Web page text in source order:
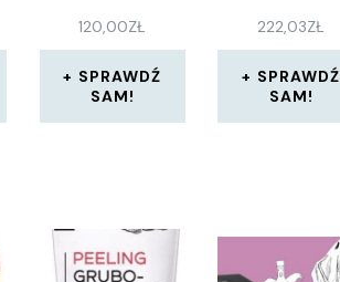
120,00ZŁ
SPRAWDŹ
SAM!
222,03ZŁ
SPRAWDŹ
SAM!